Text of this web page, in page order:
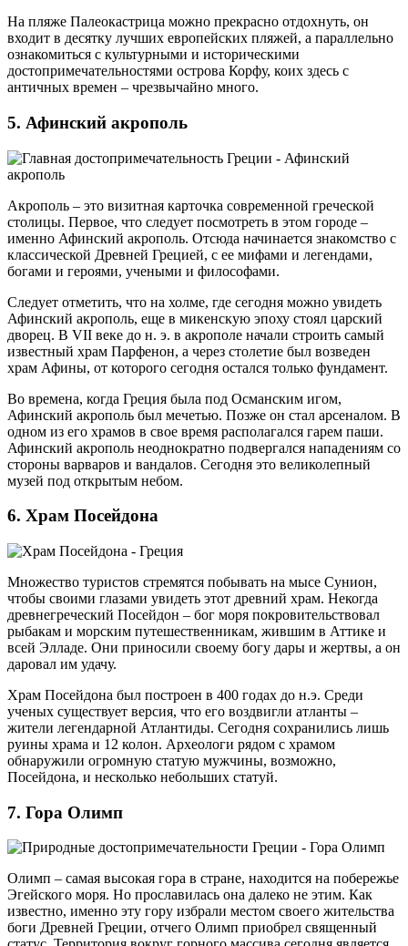
На пляже Палеокастрица можно прекрасно отдохнуть, он
входит в десятку лучших европейских пляжей, а параллельно
ознакомиться с культурными и историческими
достопримечательностями острова Корфу, коих здесь с
античных времен – чрезвычайно много.
5. Афинский акрополь
Акрополь – это визитная карточка современной греческой
столицы. Первое, что следует посмотреть в этом городе –
именно Афинский акрополь. Отсюда начинается знакомство с
классической Древней Грецией, с ее мифами и легендами,
богами и героями, учеными и философами.
Следует отметить, что на холме, где сегодня можно увидеть
Афинский акрополь, еще в микенскую эпоху стоял царский
дворец. В VII веке до н. э. в акрополе начали строить самый
известный храм Парфенон, а через столетие был возведен
храм Афины, от которого сегодня остался только фундамент.
Во времена, когда Греция была под Османским игом,
Афинский акрополь был мечетью. Позже он стал арсеналом. В
одном из его храмов в свое время располагался гарем паши.
Афинский акрополь неоднократно подвергался нападениям со
стороны варваров и вандалов. Сегодня это великолепный
музей под открытым небом.
6. Храм Посейдона
Множество туристов стремятся побывать на мысе Сунион,
чтобы своими глазами увидеть этот древний храм. Некогда
древнегреческий Посейдон – бог моря покровительствовал
рыбакам и морским путешественникам, жившим в Аттике и
всей Элладе. Они приносили своему богу дары и жертвы, а он
даровал им удачу.
Храм Посейдона был построен в 400 годах до н.э. Среди
ученых существует версия, что его воздвигли атланты –
жители легендарной Атлантиды. Сегодня сохранились лишь
руины храма и 12 колон. Археологи рядом с храмом
обнаружили огромную статую мужчины, возможно,
Посейдона, и несколько небольших статуй.
7. Гора Олимп
Олимп – самая высокая гора в стране, находится на побережье
Эгейского моря. Но прославилась она далеко не этим. Как
известно, именно эту гору избрали местом своего жительства
боги Древней Греции, отчего Олимп приобрел священный